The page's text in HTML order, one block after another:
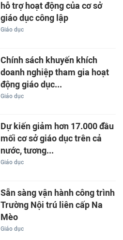
hỗ trợ hoạt động của cơ sở
giáo dục công lập
Giáo dục
Chính sách khuyến khích
doanh nghiệp tham gia hoạt
động giáo dục...
Giáo dục
Dự kiến giảm hơn 17.000 đầu
mối cơ sở giáo dục trên cả
nước, tương...
Giáo dục
Sẵn sàng vận hành công trình
Trường Nội trú liên cấp Na
Mèo
Giáo dục